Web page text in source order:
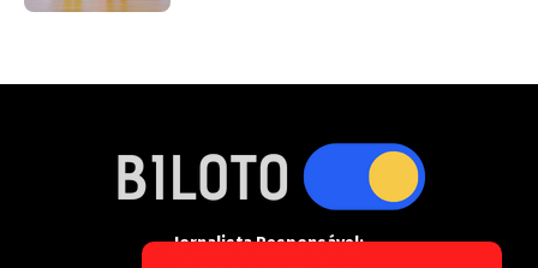
Jornalista Responsável: